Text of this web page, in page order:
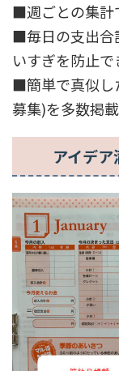
■週ごとの集計
■毎日の支出合
いすぎを防止で
■簡単で真似し
募集)を多数掲載
アイデ